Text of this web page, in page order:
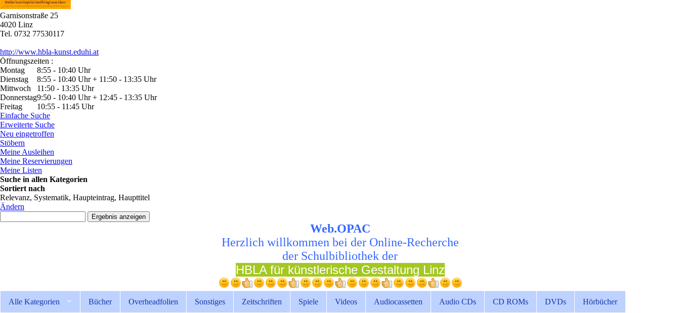
Garnisonstraße 25
4020 Linz
Tel. 0732 77530117
http://www.hbla-kunst.eduhi.at
Öffnungszeiten :
Montag
8:55 - 10:40 Uhr
Dienstag
8:55 - 10:40 Uhr + 11:50 - 13:35 Uhr
Mittwoch
11:50 - 13:35 Uhr
Donnerstag9:50 - 10:40 Uhr + 12:45 - 13:35 Uhr
Freitag
10:55 - 11:45 Uhr
Einfache Suche
Erweiterte Suche
Neu eingetroffen
Stöbern
Meine Ausleihen
Meine Reservierungen
Meine Listen
Suche in allen Kategorien
Sortiert nach
Relevanz, Systematik, Haupteintrag, Haupttitel
Ändern
Web.OPAC
Herzlich willkommen bei der Online-Recherche
der Schulbibliothek der
HBLA für künstlerische Gestaltung Linz
Alle Kategorien Bücher Overheadfolien Sonstiges Zeitschriften Spiele Videos Audiocassetten Audio CDs CD ROMs DVDs Hörbücher